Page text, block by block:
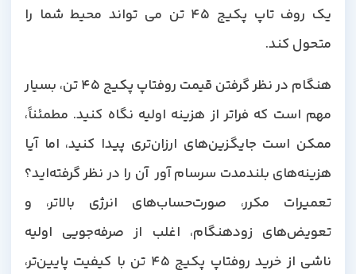
یک روف تاپ پکیج 45 تن می تواند محیط شما را
متحول کند.
هنگام در نظر گرفتن قیمت روفتاپ پکیج 45 تن، بسیار
مهم است که فراتر از هزینه اولیه نگاه کنید. مطمئناً،
ممکن است جایگزین‌های ارزان‌تری پیدا کنید، اما آیا
هزینه‌های بلندمدت سرسام آور آن را در نظر گرفته‌اید؟
تعمیرات مکرر، صورت‌حساب‌های انرژی بالاتر، و
تعویض‌های زودهنگام، اغلب از صرفه‌جویی اولیه
ناشی از خرید روفتاپ پکیج 45 تن با کیفیت پایین‌تر،